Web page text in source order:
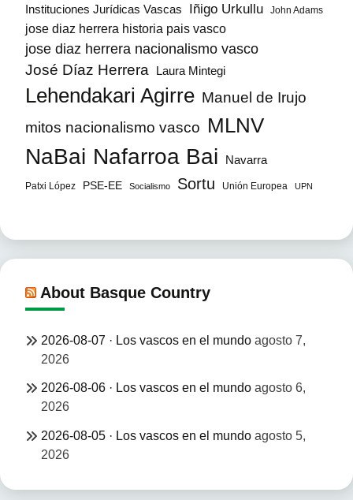
Instituciones Jurídicas Vascas Iñigo Urkullu John Adams
jose diaz herrera historia pais vasco
jose diaz herrera nacionalismo vasco
José Díaz Herrera Laura Mintegi
Lehendakari Agirre Manuel de Irujo
mitos nacionalismo vasco MLNV
NaBai Nafarroa Bai Navarra
Patxi López PSE-EE Socialismo Sortu Unión Europea UPN
About Basque Country
2026-08-07 · Los vascos en el mundo agosto 7,
2026
2026-08-06 · Los vascos en el mundo agosto 6,
2026
2026-08-05 · Los vascos en el mundo agosto 5,
2026